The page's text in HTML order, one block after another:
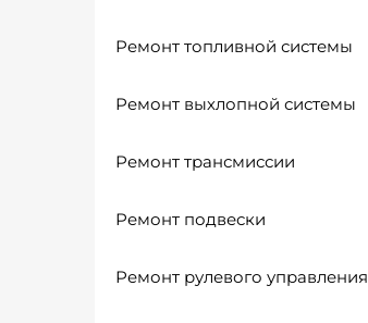
Ремонт топливной системы
Ремонт выхлопной системы
Ремонт трансмиссии
Ремонт подвески
Ремонт рулевого управления